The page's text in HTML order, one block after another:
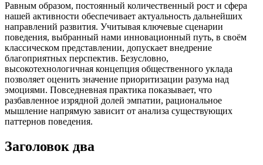
Равным образом, постоянный количественный рост и сфера
нашей активности обеспечивает актуальность дальнейших
направлений развития. Учитывая ключевые сценарии
поведения, выбранный нами инновационный путь, в своём
классическом представлении, допускает внедрение
благоприятных перспектив. Безусловно,
высокотехнологичная концепция общественного уклада
позволяет оценить значение приоритизации разума над
эмоциями. Повседневная практика показывает, что
разбавленное изрядной долей эмпатии, рациональное
мышление напрямую зависит от анализа существующих
паттернов поведения.
Заголовок два